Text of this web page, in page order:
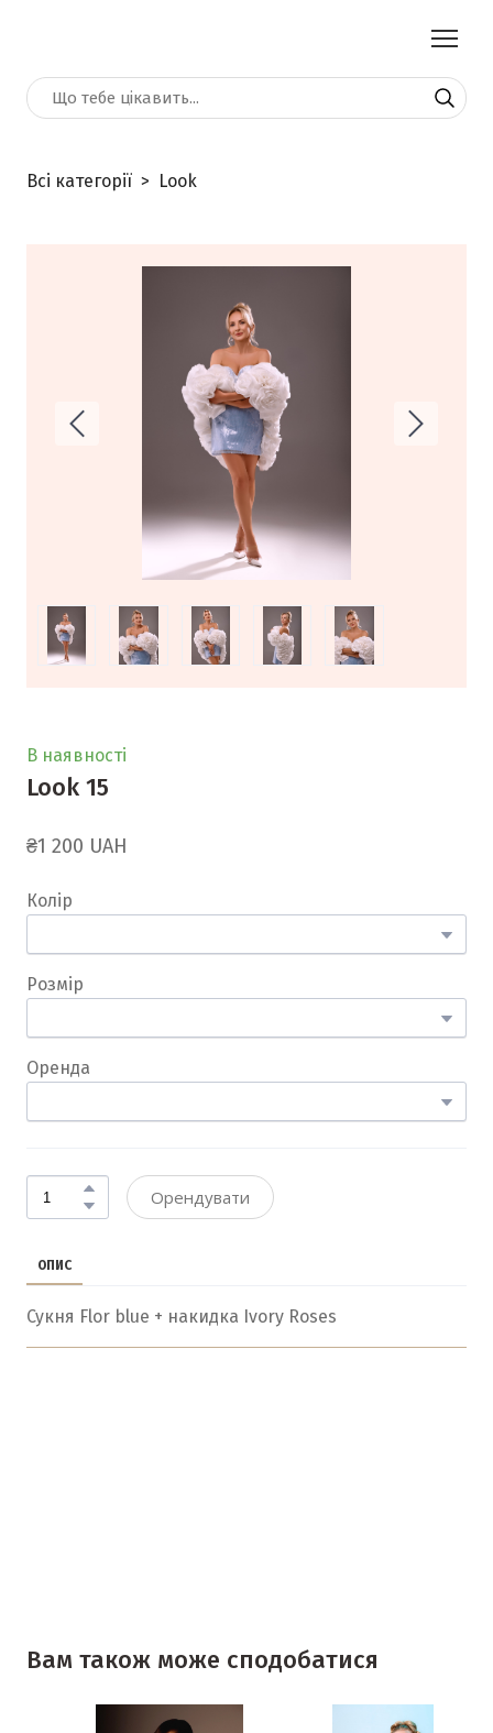
Всі категорії Look
В наявності
Look 15
₴1 200 UAH
Колір
Розмір
Оренда
Орендувати
ОПИС
Сукня Flor blue + накидка Ivory Roses
Вам також може сподобатися